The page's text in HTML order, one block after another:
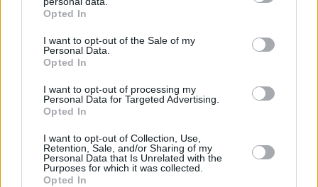
grant or deny consent to Google and its third-party tags to
use your data for below specified purposes in below Google
consent section.
Opted In
I want to opt-out of the Sale of my
Personal Data.
Opted In
I want to opt-out of processing my
Personal Data for Targeted Advertising.
Opted In
I want to opt-out of Collection, Use,
Retention, Sale, and/or Sharing of my
Personal Data that Is Unrelated with the
Purposes for which it was collected.
Opted In
07.08.2026, 23:43
22 χρόνια από τα εγκαίνια της
γέφυρας Ρίου-Αντιρρίου: Αντέχει
τυφώνες και κόστισε 800 εκατ. ευρώ
07.08.2026, 09:08 83